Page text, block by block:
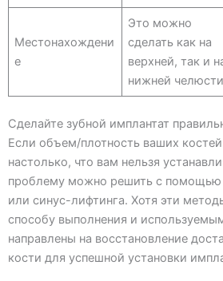
Местонахождени
е
Это можно
сделать как на
верхней, так и
нижней
Сделайте зубной имплантат
Если объем/плотность ваших
настолько, что вам нельзя
проблему можно решить с помощью
или синус-лифтинга. Хотя эти
способу выполнения и
направлены на восстановление
кости для успешной установки